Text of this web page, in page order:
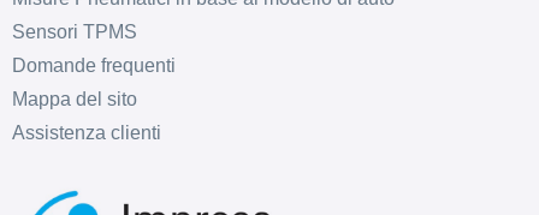
Sensori TPMS
Domande frequenti
Mappa del sito
Assistenza clienti